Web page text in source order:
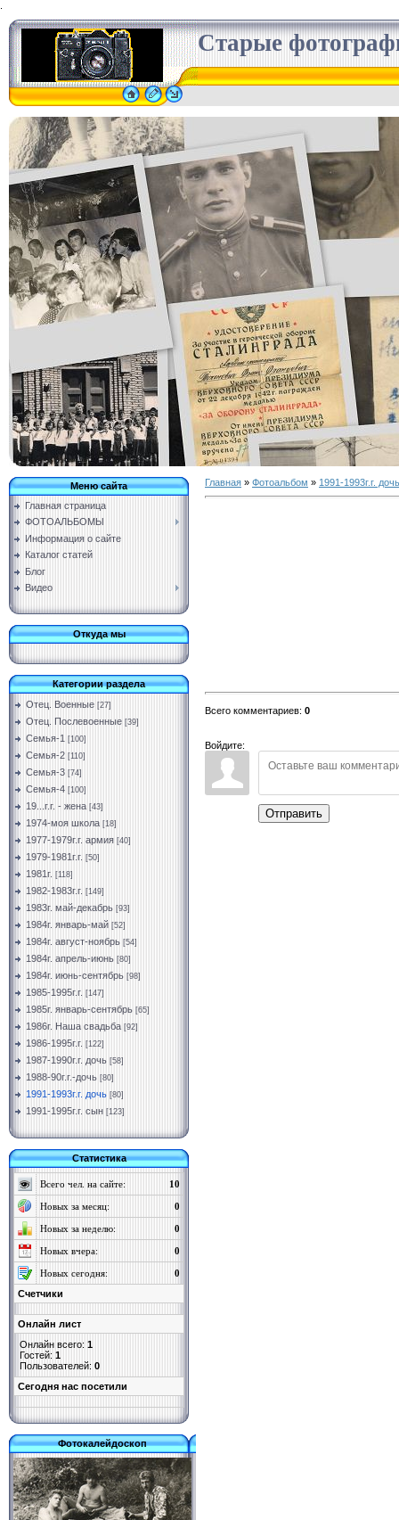
Старые
Меню сайта
Главная страница
ФОТОАЛЬБОМЫ
Информация о сайте
Каталог статей
Блог
Видео
Откуда мы
Категории раздела
Отец. Военные [27]
Отец. Послевоенные [39]
Семья-1 [100]
Семья-2 [110]
Семья-3 [74]
Семья-4 [100]
19...г.г. - жена [43]
1974-моя школа [18]
1977-1979г.г. армия [40]
1979-1981г.г. [50]
1981г. [118]
1982-1983г.г. [149]
1983г. май-декабрь [93]
1984г. январь-май [52]
1984г. август-ноябрь [54]
1984г. апрель-июнь [80]
1984г. июнь-сентябрь [98]
1985-1995г.г. [147]
1985г. январь-сентябрь [65]
1986г. Наша свадьба [92]
1986-1995г.г. [122]
1987-1990г.г. дочь [58]
1988-90г.г.-дочь [80]
1991-1993г.г. дочь [80]
1991-1995г.г. сын [123]
Статистика
Всего чел. на сайте: 10
Новых за месяц: 0
Новых за неделю: 0
Новых вчера: 0
Новых сегодня:
0
Счетчики
Онлайн лист
Онлайн всего: 1
Гостей: 1
Пользователей: 0
Cегодня нас посетили
Фотокалейдоскоп
Главная » Фотоальбом » 1991-1993г.г. дочь
Всего комментариев: 0
Войдите:
Отправить